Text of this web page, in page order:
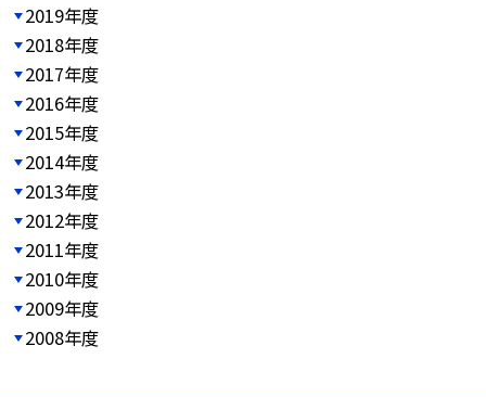
2019年度
2018年度
2017年度
2016年度
2015年度
2014年度
2013年度
2012年度
2011年度
2010年度
2009年度
2008年度